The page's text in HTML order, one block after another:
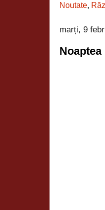
Noutate,
marți, 9